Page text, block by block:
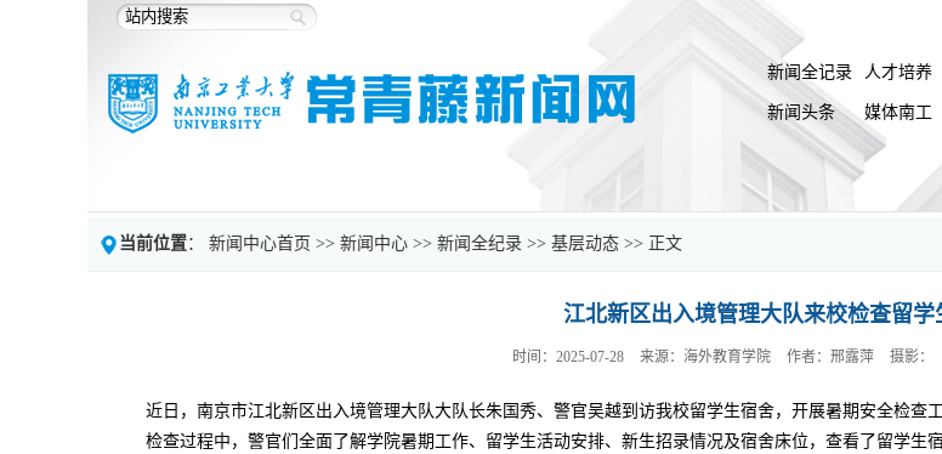
新闻全记录 人才培养
新闻头条 媒体南工
当前位置： 新闻中心首页 >> 新闻中心 >> 新闻全纪录 >> 基层动态 >> 正文
江北新区出入境管理大队来校检查留学
时间：2025-07-28 来源：海外教育学院 作者：邢露萍 摄影：
近日，南京市江北新区出入境管理大队大队长朱国秀、警官吴越到访我校留学生宿舍，开展暑期安全检查
检查过程中，警官们全面了解学院暑期工作、留学生活动安排、新生招录情况及宿舍床位，查看了留学